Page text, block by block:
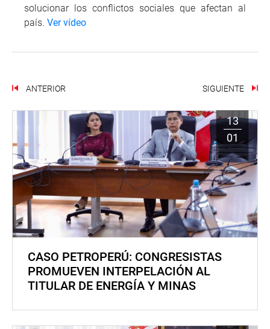
solucionar los conflictos sociales que afectan al
país. Ver vídeo
ANTERIOR SIGUIENTE
13
01
CASO PETROPERÚ: CONGRESISTAS
PROMUEVEN INTERPELACIÓN AL
TITULAR DE ENERGÍA Y MINAS